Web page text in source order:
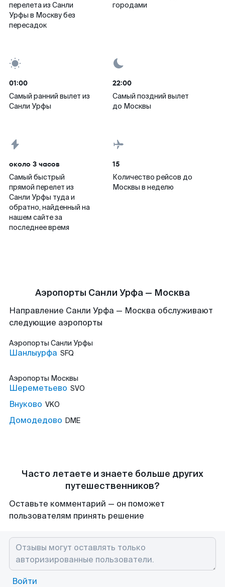
перелета из Санли
Урфы в Москву без
пересадок
городами
01:00
Самый ранний вылет из
Санли Урфы
22:00
Самый поздний вылет
до Москвы
около 3 часов
Самый быстрый
прямой перелет из
Санли Урфы туда и
обратно, найденный на
нашем сайте за
последнее время
15
Количество рейсов до
Москвы в неделю
Аэропорты Санли Урфа — Москва
Направление Санли Урфа — Москва обслуживают
следующие аэропорты
Аэропорты Санли Урфы
Шанлыурфа SFQ
Аэропорты Москвы
Шереметьево SVO
Внуково VKO
Домодедово DME
Часто летаете и знаете больше других
путешественников?
Оставьте комментарий — он поможет
пользователям принять решение
Войти